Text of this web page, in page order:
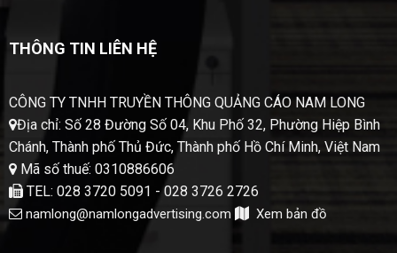
THÔNG TIN LIÊN HỆ
CÔNG TY TNHH TRUYỀN THÔNG QUẢNG CÁO NAM LONG
Địa chỉ: Số 28 Đường Số 04, Khu Phố 32, Phường Hiệp Bình
Chánh, Thành phố Thủ Đức, Thành phố Hồ Chí Minh, Việt Nam
Mã số thuế: 0310886606
TEL: 028 3720 5091 - 028 3726 2726
namlong@namlongadvertising.com Xem bản đồ